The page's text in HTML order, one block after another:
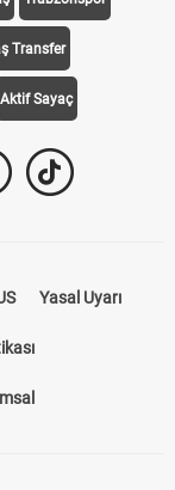
Transfer
Aktif Sayaç
Yasal Uyarı